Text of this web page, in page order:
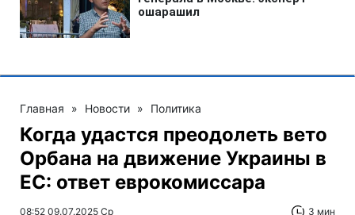
Главная » Новости » Политика
Когда удастся преодолеть вето
Орбана на движение Украины в
ЕС: ответ еврокомиссара
08:52 09.07.2025 Ср 3 мин